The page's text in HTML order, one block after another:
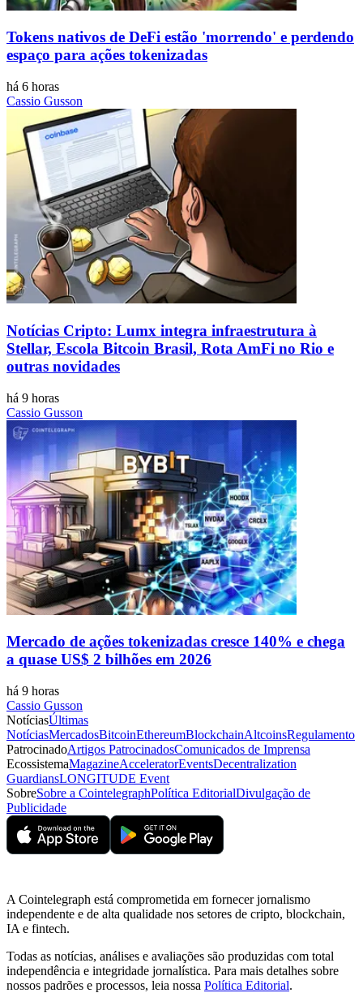
Tokens nativos de DeFi estão 'morrendo' e perdendo
espaço para ações tokenizadas
há 6 horas
Cassio Gusson
Notícias Cripto: Lumx integra infraestrutura à
Stellar, Escola Bitcoin Brasil, Rota AmFi no Rio e
outras novidades
há 9 horas
Cassio Gusson
Mercado de ações tokenizadas cresce 140% e chega
a quase US$ 2 bilhões em 2026
há 9 horas
Cassio Gusson
NotíciasÚltimas
NotíciasMercadosBitcoinEthereumBlockchainAltcoinsRegulamento
PatrocinadoArtigos PatrocinadosComunicados de Imprensa
EcossistemaMagazineAcceleratorEventsDecentralization
GuardiansLONGITUDE Event
SobreSobre a CointelegraphPolítica EditorialDivulgação de
Publicidade
A Cointelegraph está comprometida em fornecer jornalismo
independente e de alta qualidade nos setores de cripto, blockchain,
IA e fintech.
Todas as notícias, análises e avaliações são produzidas com total
independência e integridade jornalística. Para mais detalhes sobre
nossos padrões e processos, leia nossa Política Editorial.